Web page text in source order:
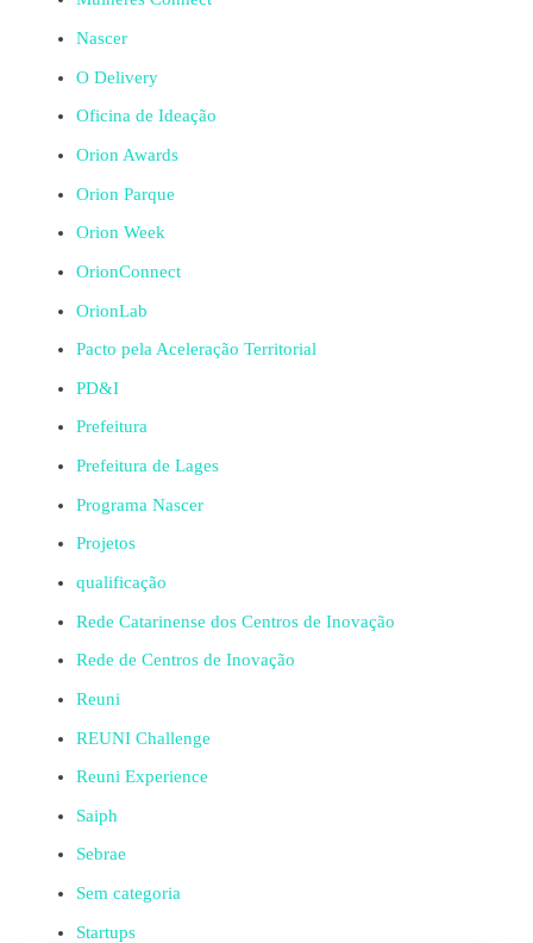
Nascer
O Delivery
Oficina de Ideação
Orion Awards
Orion Parque
Orion Week
OrionConnect
OrionLab
Pacto pela Aceleração Territorial
PD&I
Prefeitura
Prefeitura de Lages
Programa Nascer
Projetos
qualificação
Rede Catarinense dos Centros de Inovação
Rede de Centros de Inovação
Reuni
REUNI Challenge
Reuni Experience
Saiph
Sebrae
Sem categoria
Startups